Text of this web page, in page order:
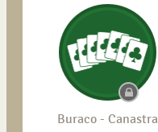
Buraco - Canastra